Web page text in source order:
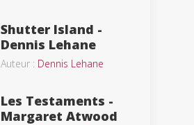
Shutter Island -
Dennis Lehane
Auteur : Dennis Lehane
Les Testaments -
Margaret Atwood